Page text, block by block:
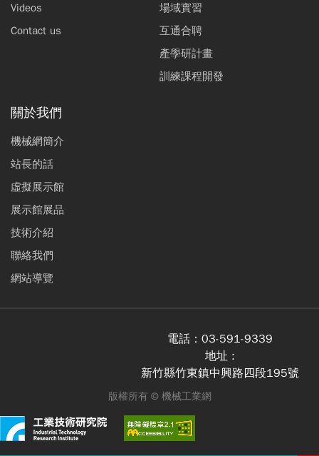
Videos
Contact us
場域實習
互通合聘
產學研計畫
訓練課程開發
關於我們
機械網簡介
站長的話
虛擬展示館
展示館展品
技術介紹
聯絡我們
網站導覽
電話： 03-591-9339
地址 :
新竹縣竹東鎮中興路四段195號
版權所有 © 機械工業網